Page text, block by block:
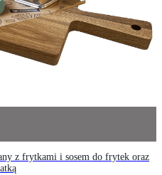
z frytkami i sosem do frytek oraz